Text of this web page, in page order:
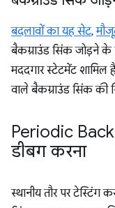
बदलावों का यह सेट,
बैकग्राउंड सिंक जोड़ने के
मददगार स्टेटमेंट
वाले बैकग्राउंड सिंक की
Periodic
डीबग करना
स्थानीय तौर पर टेस्टिंग